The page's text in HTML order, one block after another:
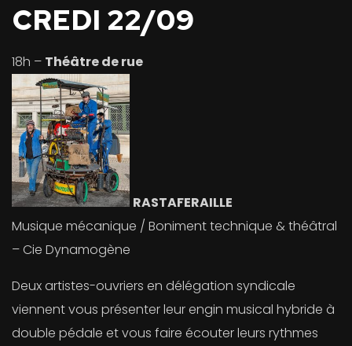
CREDI 22/09
18h – Théâtre de rue
RASTAFERAILLE
Musique mécanique / Boniment technique & théâtral
– Cie Dynamogène
Deux artistes-ouvriers en délégation syndicale
viennent vous présenter leur engin musical hybride à
double pédale et vous faire écouter leurs rythmes